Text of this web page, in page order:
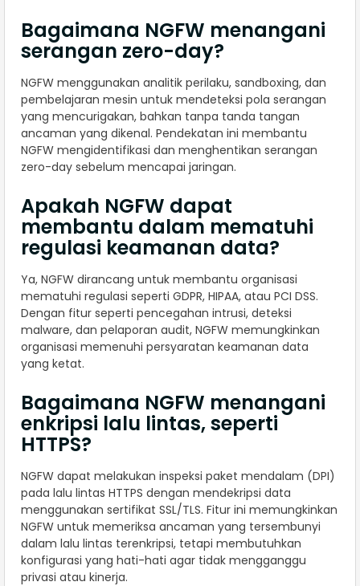
Bagaimana NGFW menangani
serangan zero-day?
NGFW menggunakan analitik perilaku, sandboxing, dan
pembelajaran mesin untuk mendeteksi pola serangan
yang mencurigakan, bahkan tanpa tanda tangan
ancaman yang dikenal. Pendekatan ini membantu
NGFW mengidentifikasi dan menghentikan serangan
zero-day sebelum mencapai jaringan.
Apakah NGFW dapat
membantu dalam mematuhi
regulasi keamanan data?
Ya, NGFW dirancang untuk membantu organisasi
mematuhi regulasi seperti GDPR, HIPAA, atau PCI DSS.
Dengan fitur seperti pencegahan intrusi, deteksi
malware, dan pelaporan audit, NGFW memungkinkan
organisasi memenuhi persyaratan keamanan data
yang ketat.
Bagaimana NGFW menangani
enkripsi lalu lintas, seperti
HTTPS?
NGFW dapat melakukan inspeksi paket mendalam (DPI)
pada lalu lintas HTTPS dengan mendekripsi data
menggunakan sertifikat SSL/TLS. Fitur ini memungkinkan
NGFW untuk memeriksa ancaman yang tersembunyi
dalam lalu lintas terenkripsi, tetapi membutuhkan
konfigurasi yang hati-hati agar tidak mengganggu
privasi atau kinerja.